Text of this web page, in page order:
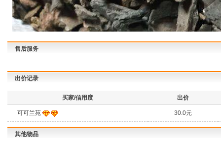
售后服务
出价记录
买家/信用度 出价
可可兰苑 30.0元
其他物品